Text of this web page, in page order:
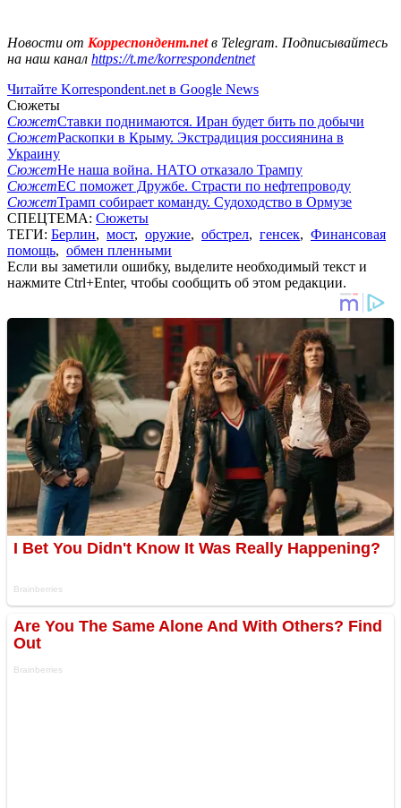
Новости от Корреспондент.netв Telegram. Подписывайтесь
на наш канал https://t.me/korrespondentnet
Читайте Korrespondent.net в Google News
Сюжеты
СюжетСтавки поднимаются. Иран будет бить по добычи
СюжетРаскопки в Крыму. Экстрадиция россиянина в
Украину
СюжетНе наша война. НАТО отказало Трампу
СюжетЕС поможет Дружбе. Страсти по нефтепроводу
СюжетТрамп собирает команду. Судоходство в Ормузе
СПЕЦТЕМА: Сюжеты
ТЕГИ: Берлин, мост, оружие, обстрел, генсек, Финансовая
помощь, обмен пленными
Если вы заметили ошибку, выделите необходимый текст и
нажмите Ctrl+Enter, чтобы сообщить об этом редакции.